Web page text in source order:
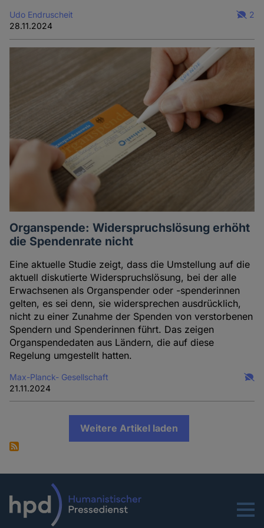
Udo Endruscheit
28.11.2024
2
Organspende: Widerspruchslösung erhöht
die Spendenrate nicht
Eine aktuelle Studie zeigt, dass die Umstellung auf die
aktuell diskutierte Widerspruchslösung, bei der alle
Erwachsenen als Organspender oder -spenderinnen
gelten, es sei denn, sie widersprechen ausdrücklich,
nicht zu einer Zunahme der Spenden von verstorbenen
Spendern und Spenderinnen führt. Das zeigen
Organspendedaten aus Ländern, die auf diese
Regelung umgestellt hatten.
Max-Planck- Gesellschaft
21.11.2024
Weitere Artikel laden
Menu